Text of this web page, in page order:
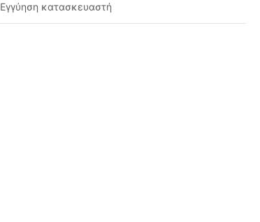
Εγγύηση κατασκευαστή